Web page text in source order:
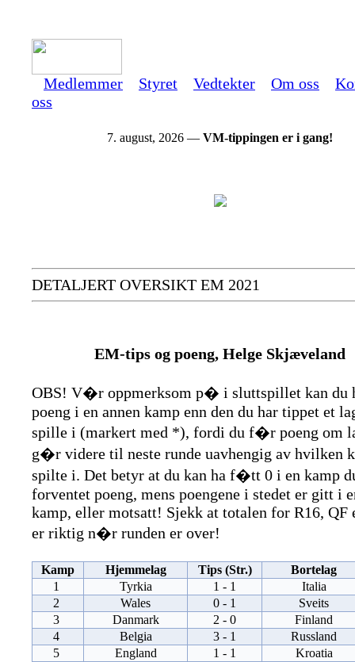
Medlemmer Styret Vedtekter Om oss
oss
7. august, 2026 — VM-tippingen er i gang!
DETALJERT OVERSIKT EM 2021
EM-tips og poeng, Helge Skjæveland
OBS! V�r oppmerksom p� i sluttspillet kan
poeng i en annen kamp enn den du har tippet et
spille i (markert med *), fordi du f�r poeng om
g�r videre til neste runde uavhengig av hvilken
spilte i. Det betyr at du kan ha f�tt 0 i en kamp
forventet poeng, mens poengene i stedet er gitt i
kamp, eller motsatt! Sjekk at totalen for R16, QF
er riktig n�r runden er over!
Kamp Hjemmelag Tips (Str.)
Bortelag
1
Tyrkia 1 - 1
Italia
2
Wales 0 - 1
Sveits
3
Danmark 2 - 0
Finland
4
Belgia 3 - 1
Russland
5
England 1 - 1
Kroatia